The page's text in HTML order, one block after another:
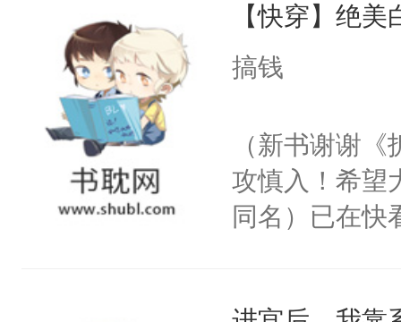
来，给老公
用力——为你
【快穿】绝
搞钱
（新书谢谢
攻慎入！希望
同名）已在快